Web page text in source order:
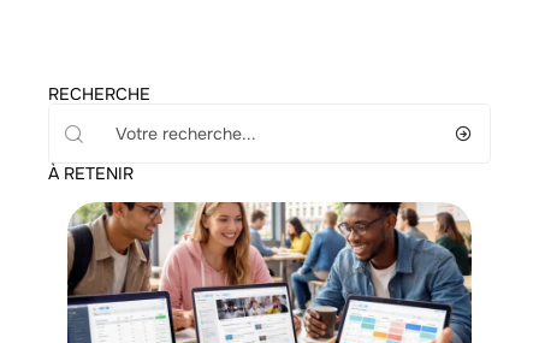
RECHERCHE
À RETENIR
Actu